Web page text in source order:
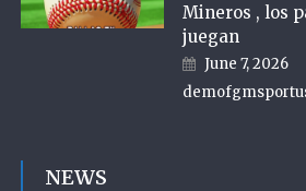
Mineros , los
juegan
Posted on
June 7, 2026
NEWS